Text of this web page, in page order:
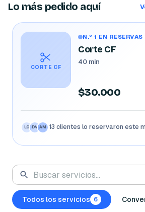
Lo más pedido aquí
CORTE CF
N.º 1 EN RESERVAS
Corte CF
40 min
$30.000
LC DV AM 13 clientes lo reservaron este
Todos los servicios 6